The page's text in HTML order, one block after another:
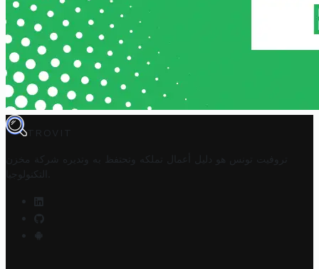
TROVIT
تروفيت تونس هو دليل أعمال تملكه وتحتفظ به وتديره
شركة مخزن
التكنولوجيا